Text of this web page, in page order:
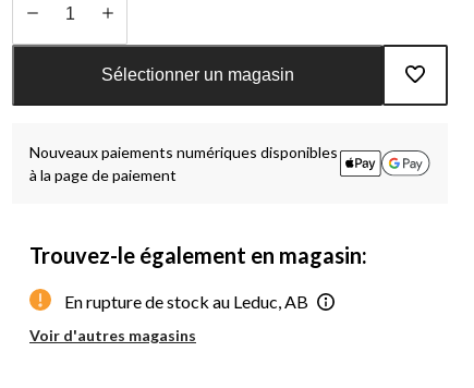
Quantité
Sélectionner un magasin
Nouveaux paiements numériques disponibles
à la page de paiement
Trouvez-le également en magasin:
En rupture de stock au Leduc, AB
Voir d'autres magasins